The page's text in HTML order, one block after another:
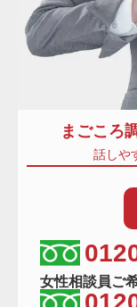
まごころ
話しや
女性相談員ご